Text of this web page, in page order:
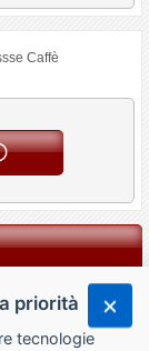
Caffè
priorità
tecnologie